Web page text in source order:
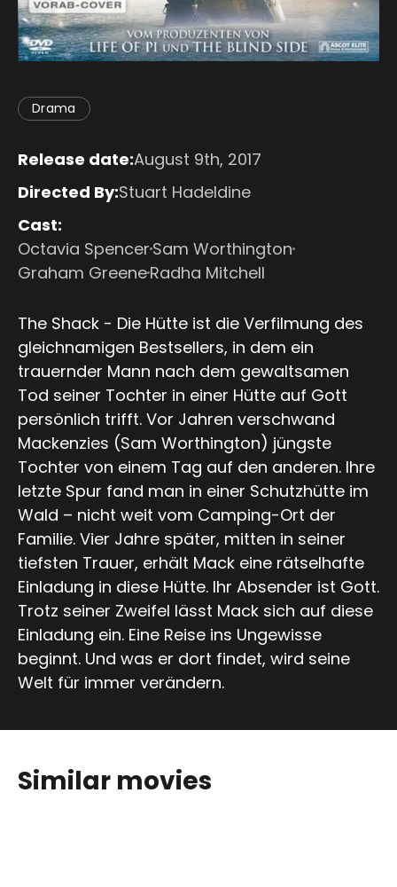
Drama
Release date:August 9th, 2017
Directed By:Stuart Hadeldine
Cast:
Octavia Spencer Sam Worthington
Graham GreeneRadha Mitchell
The Shack - Die Hütte ist die Verfilmung des
gleichnamigen Bestsellers, in dem ein
trauernder Mann nach dem gewaltsamen
Tod seiner Tochter in einer Hütte auf Gott
persönlich trifft. Vor Jahren verschwand
Mackenzies (Sam Worthington) jüngste
Tochter von einem Tag auf den anderen. Ihre
letzte Spur fand man in einer Schutzhütte im
Wald – nicht weit vom Camping-Ort der
Familie. Vier Jahre später, mitten in seiner
tiefsten Trauer, erhält Mack eine rätselhafte
Einladung in diese Hütte. Ihr Absender ist Gott.
Trotz seiner Zweifel lässt Mack sich auf diese
Einladung ein. Eine Reise ins Ungewisse
beginnt. Und was er dort findet, wird seine
Welt für immer verändern.
Similar movies